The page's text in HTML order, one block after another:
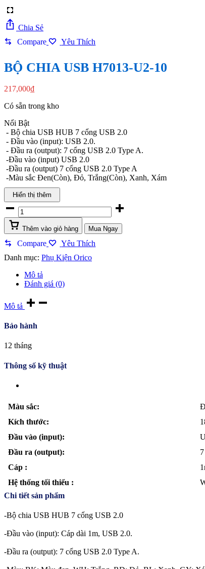
Chia Sẻ
Compare
Yêu Thích
BỘ CHIA USB H7013-U2-10
217,000₫
Có sẵn trong kho
Nổi Bật
- Bộ chia USB HUB 7 cổng USB 2.0
- Đầu vào (input): USB 2.0.
- Đầu ra (output): 7 cổng USB 2.0 Type A.
-Đầu vào (input) USB 2.0
-Đầu ra (output) 7 cổng USB 2.0 Type A
-Màu sắc Đen(Còn), Đỏ, Trắng(Còn), Xanh, Xám
Hiển thị thêm
BỘ
CHIA
USB
H7013-
U2-
quantity
Thêm vào giỏ hàng Mua Ngay
Compare
Yêu Thích
Danh mục: Phụ Kiện Orico
Mô tả
Đánh giá (0)
Mô tả
Bảo hành
12 tháng
Thông số kỹ thuật
Màu sắc:
Kích thước:
Đầu vào (input):
Đầu ra (output):
Cáp :
Hệ thống tối thiểu :
Chi tiết sản phẩm
-Bộ chia USB HUB 7 cổng USB 2.0
-Đầu vào (input): Cáp dài 1m, USB 2.0.
-Đầu ra (output): 7 cổng USB 2.0 Type A.